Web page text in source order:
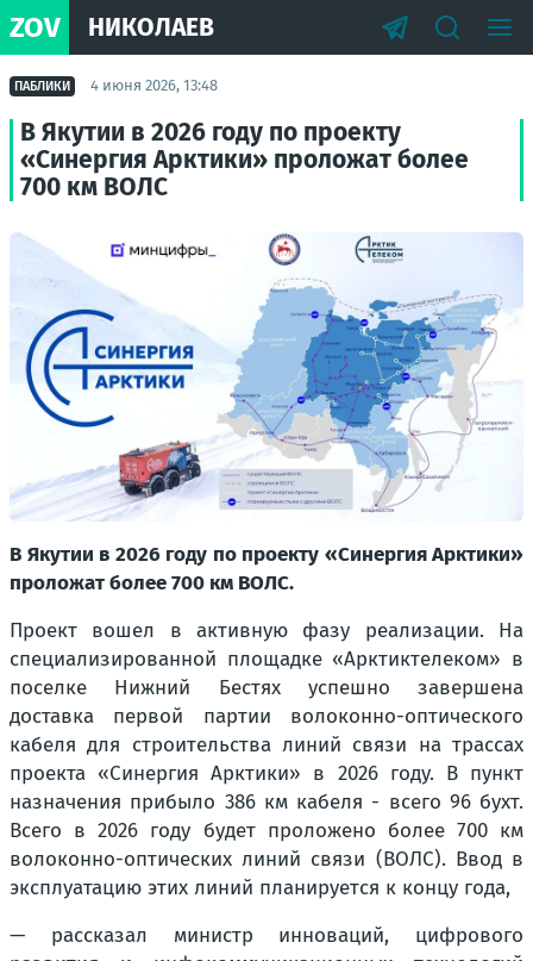
ZOV НИКОЛАЕВ
ПАБЛИКИ 4 июня 2026, 13:48
В Якутии в 2026 году по проекту
«Синергия Арктики» проложат более
700 км ВОЛС
В Якутии в 2026 году по проекту «Синергия Арктики»
проложат более 700 км ВОЛС.
Проект вошел в активную фазу реализации. На
специализированной площадке «Арктиктелеком» в
поселке Нижний Бестях успешно завершена
доставка первой партии волоконно-оптического
кабеля для строительства линий связи на трассах
проекта «Синергия Арктики» в 2026 году. В пункт
назначения прибыло 386 км кабеля - всего 96 бухт.
Всего в 2026 году будет проложено более 700 км
волоконно-оптических линий связи (ВОЛС). Ввод в
эксплуатацию этих линий планируется к концу года,
— рассказал министр инноваций, цифрового